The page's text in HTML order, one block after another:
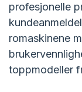
profesjonelle
romaskinene
toppmodeller